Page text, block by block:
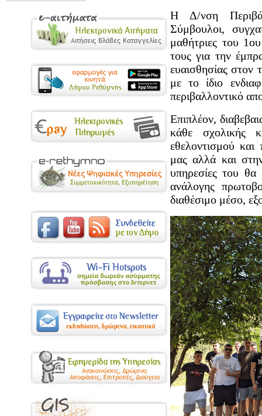
Η Δ/νση
Σύμβουλοι,
μαθήτριες του
τους για την
ευαισθησίας στον
με το ίδιο
περιβαλλοντικό
Επιπλέον,
κάθε σχολικής
εθελοντισμού
μας αλλά και
υπηρεσίες του θα
ανάλογης
διαθέσιμο μέσο,